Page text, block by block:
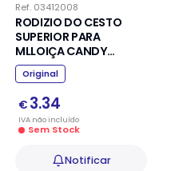
Ref. 03412008
RODIZIO DO CESTO
SUPERIOR PARA
MLLOIÇA CANDY
HOOVER
Original
€ 3.34
IVA nãoincluído
Sem Stock
Notificar